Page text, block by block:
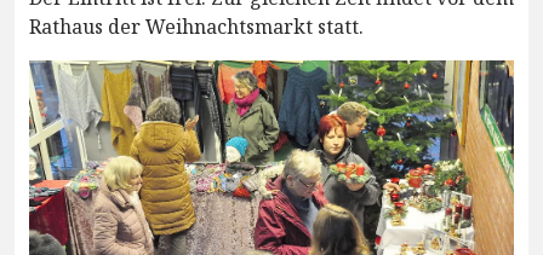
Rathaus der Weihnachtsmarkt statt.